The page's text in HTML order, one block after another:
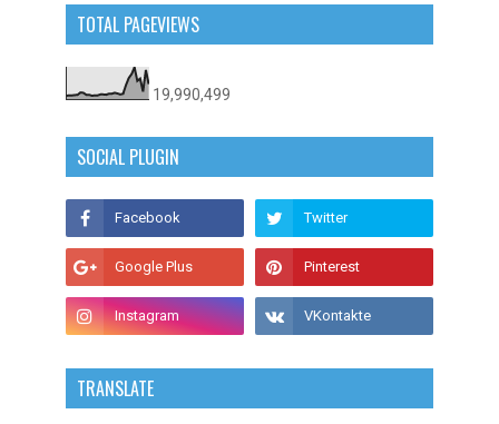
TOTAL PAGEVIEWS
19,990,499
SOCIAL PLUGIN
TRANSLATE